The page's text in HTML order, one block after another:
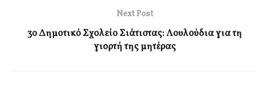
Next Post
3ο Δημοτικό Σχολείο Σιάτιστας: Λουλούδια για τη
γιορτή της μητέρας